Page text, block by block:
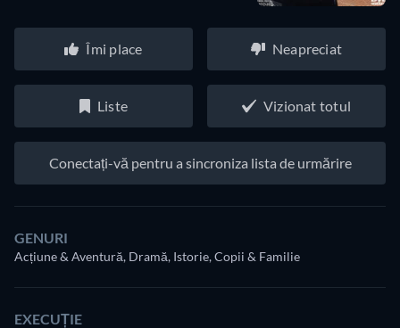
Îmi place Neapreciat
Liste Vizionat totul
Conectați-vă pentru a sincroniza lista de urmărire
GENURI
Acțiune & Aventură, Dramă, Istorie, Copii & Familie
EXECUȚIE